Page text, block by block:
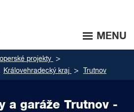
MENU
projekty
Královehradecký kraj Trutnov
a garáže Trutnov -